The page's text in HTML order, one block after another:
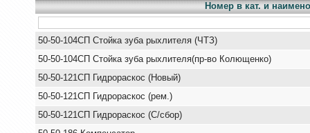
Номер в кат. и
50-50-104СП Стойка зуба рыхлителя (ЧТЗ)
50-50-104СП Стойка зуба рыхлителя(пр-во Колющенко)
50-50-121СП Гидрораскос (Новый)
50-50-121СП Гидрораскос (рем.)
50-50-121СП Гидрораскос (С/сбор)